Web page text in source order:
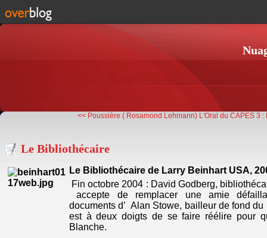
<< Poussière ( Rosamond Lehmann) L'Oral du CAPES 3 :
Le Bibliothécaire
Le Bibliothécaire de Larry Beinhart USA,
Fin octobre 2004 : David Godberg,
accepte de remplacer une amie
documents d’ Alan Stowe, bailleur de fond
est à deux doigts de se faire réélire pour
Blanche.